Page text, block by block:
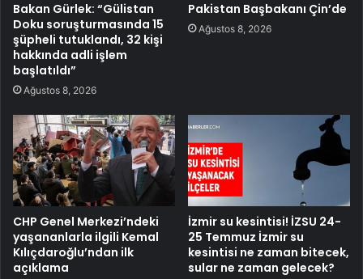
Bakan Gürlek: “Gülistan
Doku soruşturmasında 15
şüpheli tutuklandı, 32 kişi
hakkında adli işlem
başlatıldı”
Ağustos 8, 2026
Pakistan Başbakanı Çin’de
Ağustos 8, 2026
CHP Genel Merkezi’ndeki
yaşananlarla ilgili Kemal
Kılıçdaroğlu’ndan ilk
açıklama
İzmir su kesintisi! İZSU 24-
25 Temmuz İzmir su
kesintisi ne zaman bitecek,
sular ne zaman gelecek?